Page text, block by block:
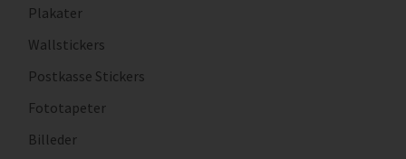
Plakater
Wallstickers
Postkasse Stickers
Fototapeter
Billeder